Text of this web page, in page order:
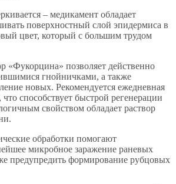
– медикамент обладает
поверхностный слой эпидермиса в
цвет, который с большим трудом
«Фукорцина» позволяет действенно
гнойничками, а также
новых. Рекомендуется ежедневная
способствует быстрой регенерации
свойством обладает раствор
обработки помогают
микробное заражение раневых
предупредить формирование рубцовых